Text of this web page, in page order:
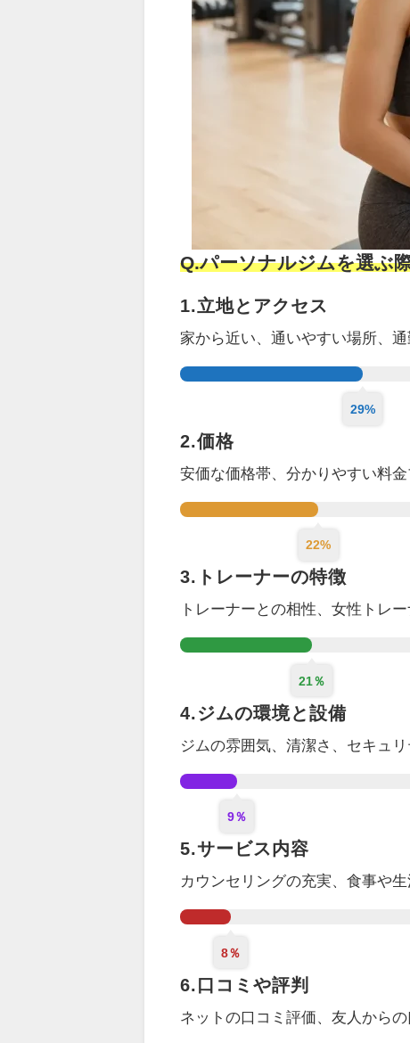
Q.パーソナルジムを選ぶ
1.立地とアクセス
家から近い、通いやすい場所、
29%
2.価格
安価な価格帯、分かりやすい料
22%
3.トレーナーの特徴
トレーナーとの相性、女性トレ
21％
4.ジムの環境と設備
ジムの雰囲気、清潔さ、セキュ
9％
5.サービス内容
カウンセリングの充実 、食事や
8％
6.口コミや評判
ネットの口コミ評価、友人から